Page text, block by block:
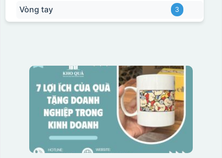
Vòng tay 3